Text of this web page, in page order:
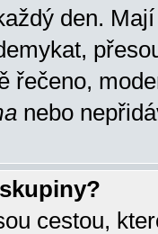
den.
řečeno,
nebo
cestou,